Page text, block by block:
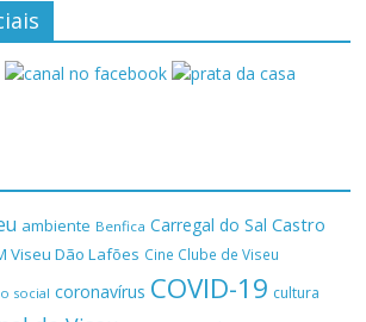
ambiente Benfica Carregal do Sal Castro
Viseu Dão Lafões Cine Clube de Viseu
social coronavírus COVID-19 cultura